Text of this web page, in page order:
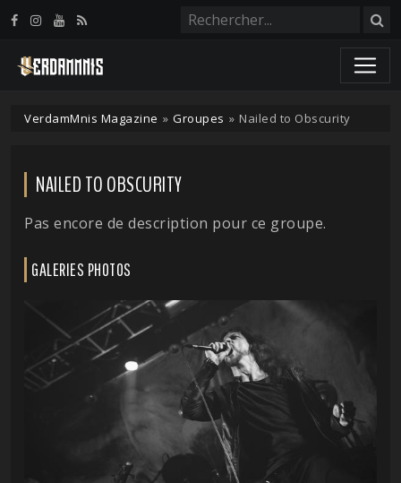
VerdamMnis Magazine » Groupes » Nailed to Obscurity
NAILED TO OBSCURITY
Pas encore de description pour ce groupe.
GALERIES PHOTOS
Panneau de gestion des cookies